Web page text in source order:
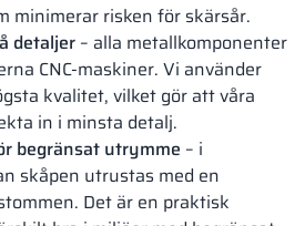
minimerar risken för skärsår.
detaljer – alla metallkomponenter
CNC-maskiner. Vi använder
kvalitet, vilket gör att våra
in i minsta detalj.
begränsat utrymme – i
skåpen utrustas med en
Det är en praktisk